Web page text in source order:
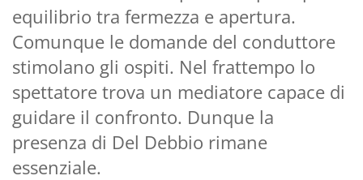
equilibrio tra fermezza e apertura.
Comunque le domande del conduttore
stimolano gli ospiti. Nel frattempo lo
spettatore trova un mediatore capace di
guidare il confronto. Dunque la
presenza di Del Debbio rimane
essenziale.